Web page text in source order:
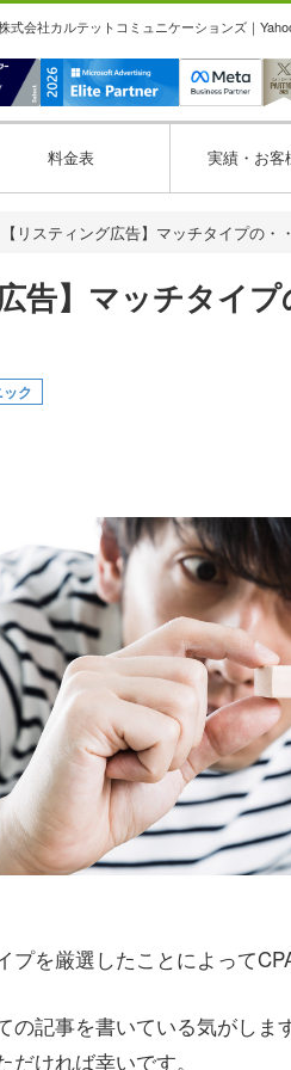
式会社カルテットコミュニケーションズ｜
料金表 実績・お客
【リスティング広告】マッチタイプの・
告】マッチタイ
ク
を厳選したことによって
の記事を書いている気がし
ければ幸いです。